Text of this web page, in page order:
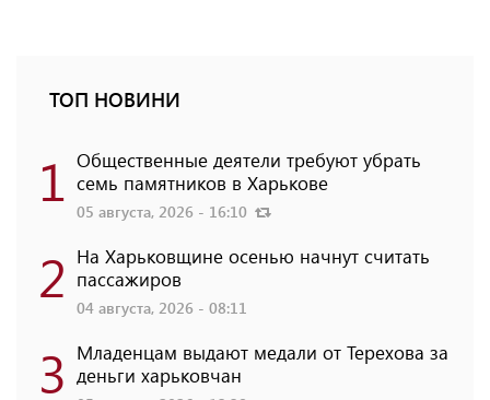
ТОП НОВИНИ
1 Общественные деятели требуют убрать
семь памятников в Харькове
05 августа, 2026 - 16:10
2 На Харьковщине осенью начнут считать
пассажиров
04 августа, 2026 - 08:11
3 Младенцам выдают медали от Терехова за
деньги харьковчан